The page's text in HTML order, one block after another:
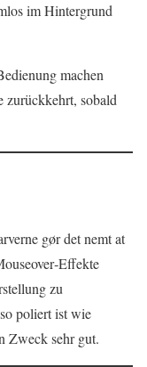
im Hintergrund
machen
zurückkehrt, sobald
gør det nemt at
zu
poliert ist wie
Zweck sehr gut.